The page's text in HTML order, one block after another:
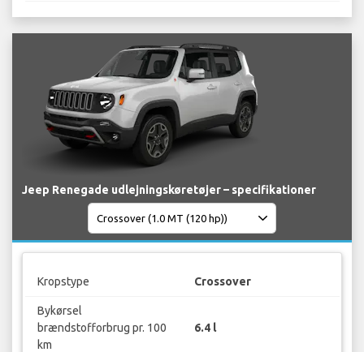
Jeep Renegade udlejningskøretøjer – specifikationer
Kropstype Crossover
Bykørsel
brændstofforbrug pr. 100
km
6.4 l